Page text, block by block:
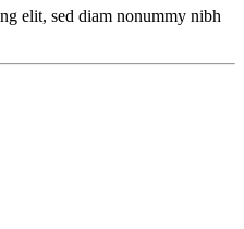
elit, sed diam nonummy nibh